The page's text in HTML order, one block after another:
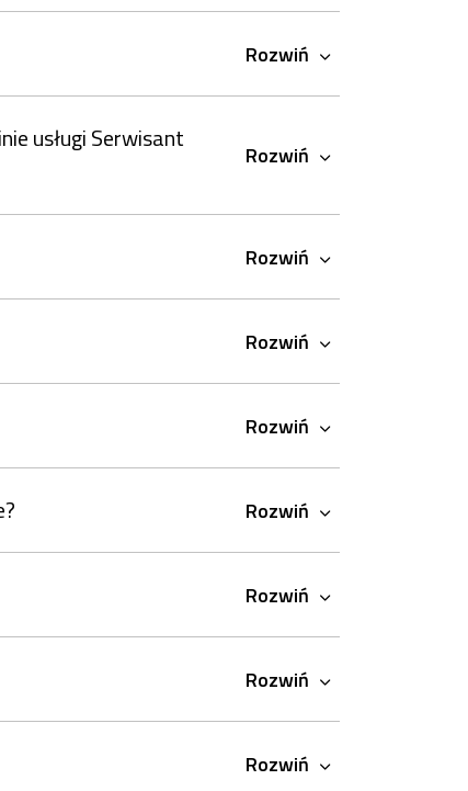
Rozwiń
usługi Serwisant
Rozwiń
Rozwiń
Rozwiń
Rozwiń
Rozwiń
Rozwiń
Rozwiń
Rozwiń